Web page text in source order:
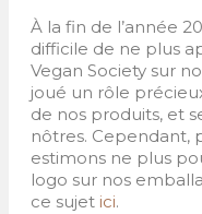
À la fin de l’année
difficile de ne plus
Vegan Society sur
joué un rôle
de nos produits, et
nôtres. Cependant,
estimons ne plus
logo sur nos
ce sujet ici.